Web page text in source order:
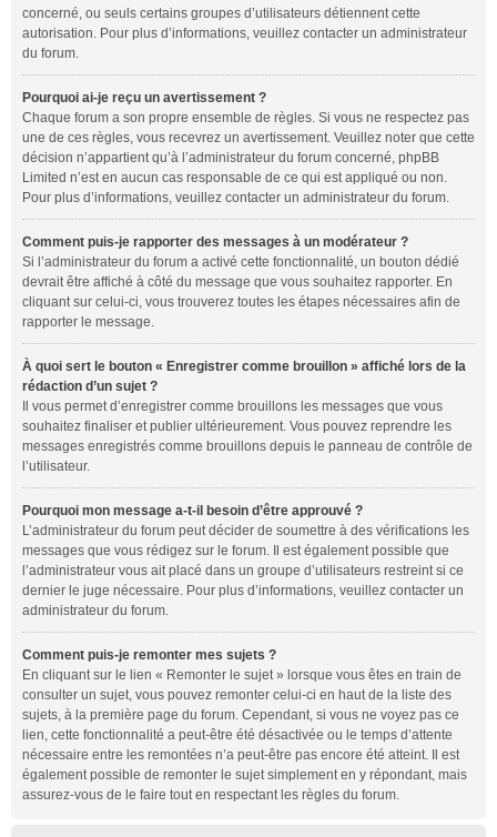
concerné, ou seuls certains groupes d’utilisateurs détiennent cette
autorisation. Pour plus d’informations, veuillez contacter un administrateur
du forum.
Pourquoi ai-je reçu un avertissement ?
Chaque forum a son propre ensemble de règles. Si vous ne respectez pas
une de ces règles, vous recevrez un avertissement. Veuillez noter que cette
décision n’appartient qu’à l’administrateur du forum concerné, phpBB
Limited n’est en aucun cas responsable de ce qui est appliqué ou non.
Pour plus d’informations, veuillez contacter un administrateur du forum.
Comment puis-je rapporter des messages à un modérateur ?
Si l’administrateur du forum a activé cette fonctionnalité, un bouton dédié
devrait être affiché à côté du message que vous souhaitez rapporter. En
cliquant sur celui-ci, vous trouverez toutes les étapes nécessaires afin de
rapporter le message.
À quoi sert le bouton « Enregistrer comme brouillon » affiché lors de la
rédaction d’un sujet ?
Il vous permet d’enregistrer comme brouillons les messages que vous
souhaitez finaliser et publier ultérieurement. Vous pouvez reprendre les
messages enregistrés comme brouillons depuis le panneau de contrôle de
l’utilisateur.
Pourquoi mon message a-t-il besoin d’être approuvé ?
L’administrateur du forum peut décider de soumettre à des vérifications les
messages que vous rédigez sur le forum. Il est également possible que
l’administrateur vous ait placé dans un groupe d’utilisateurs restreint si ce
dernier le juge nécessaire. Pour plus d’informations, veuillez contacter un
administrateur du forum.
Comment puis-je remonter mes sujets ?
En cliquant sur le lien « Remonter le sujet » lorsque vous êtes en train de
consulter un sujet, vous pouvez remonter celui-ci en haut de la liste des
sujets, à la première page du forum. Cependant, si vous ne voyez pas ce
lien, cette fonctionnalité a peut-être été désactivée ou le temps d’attente
nécessaire entre les remontées n’a peut-être pas encore été atteint. Il est
également possible de remonter le sujet simplement en y répondant, mais
assurez-vous de le faire tout en respectant les règles du forum.